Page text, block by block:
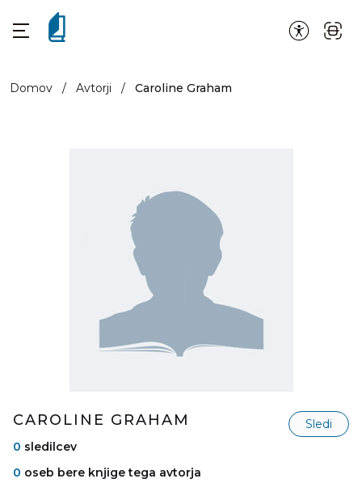
Domov / Avtorji / Caroline Graham
CAROLINE GRAHAM
Sledi
0 sledilcev
0 oseb bere knjige tega avtorja